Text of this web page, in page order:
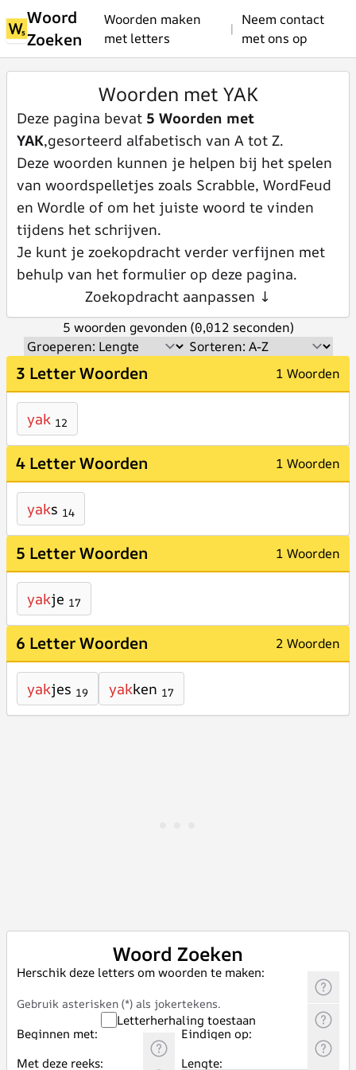
Woord
Zoeken
Woorden maken
met letters
|
Neem contact
met ons op
Woorden met YAK
Deze pagina bevat 5 Woorden met
YAK,gesorteerd alfabetisch van A tot Z.
Deze woorden kunnen je helpen bij het spelen
van woordspelletjes zoals Scrabble, WordFeud
en Wordle of om het juiste woord te vinden
tijdens het schrijven.
Je kunt je zoekopdracht verder verfijnen met
behulp van het formulier op deze pagina.
Zoekopdracht aanpassen ↓
5 woorden gevonden (0,012 seconden)
3 Letter Woorden 1 Woorden
yak 12
4 Letter Woorden 1 Woorden
yaks 14
5 Letter Woorden 1 Woorden
yakje 17
6 Letter Woorden 2 Woorden
yakjes 19 yakken 17
Woord Zoeken
Herschik deze letters om woorden te maken:
Gebruik asterisken (*) als jokertekens.
Letterherhaling toestaan
Beginnen met:
Eindigen op:
Met deze reeks:
Lengte: